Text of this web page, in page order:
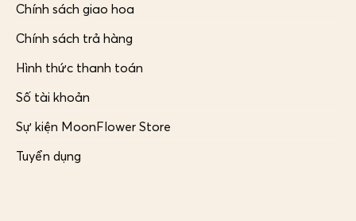
Chính sách giao hoa
Chính sách trả hàng
Hình thức thanh toán
Số tài khoản
Sự kiện MoonFlower Store
Tuyển dụng